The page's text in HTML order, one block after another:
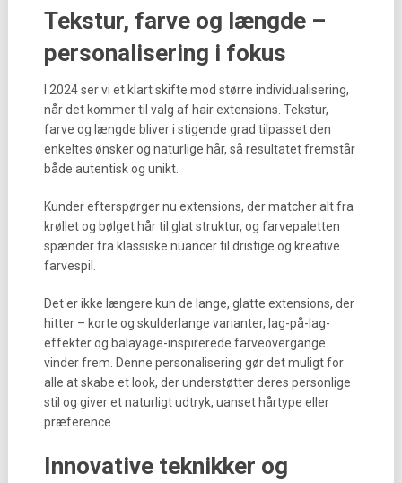
Tekstur, farve og længde –
personalisering i fokus
I 2024 ser vi et klart skifte mod større individualisering,
når det kommer til valg af hair extensions. Tekstur,
farve og længde bliver i stigende grad tilpasset den
enkeltes ønsker og naturlige hår, så resultatet fremstår
både autentisk og unikt.
Kunder efterspørger nu extensions, der matcher alt fra
krøllet og bølget hår til glat struktur, og farvepaletten
spænder fra klassiske nuancer til dristige og kreative
farvespil.
Det er ikke længere kun de lange, glatte extensions, der
hitter – korte og skulderlange varianter, lag-på-lag-
effekter og balayage-inspirerede farveovergange
vinder frem. Denne personalisering gør det muligt for
alle at skabe et look, der understøtter deres personlige
stil og giver et naturligt udtryk, uanset hårtype eller
præference.
Innovative teknikker og